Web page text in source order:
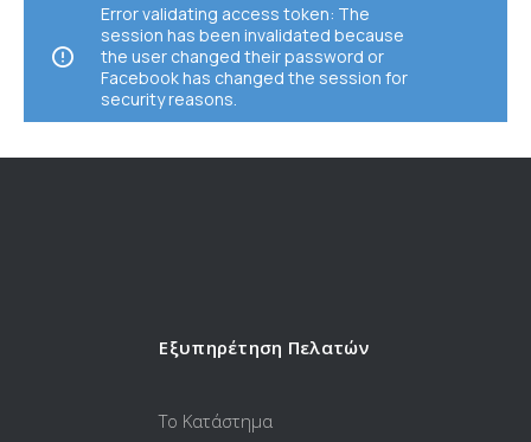
Error validating access token: The
session has been invalidated because
the user changed their password or
Facebook has changed the session for
security reasons.
Εξυπηρέτηση Πελατών
Το Κατάστημα